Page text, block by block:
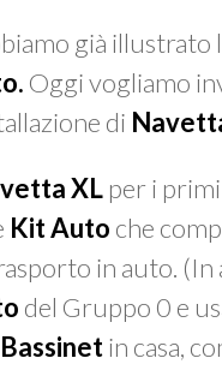
già illustrato
Oggi vogliamo
di
XLper i
Kit Auto che
in auto.
del Gruppo 0 e
Bassinetin casa,